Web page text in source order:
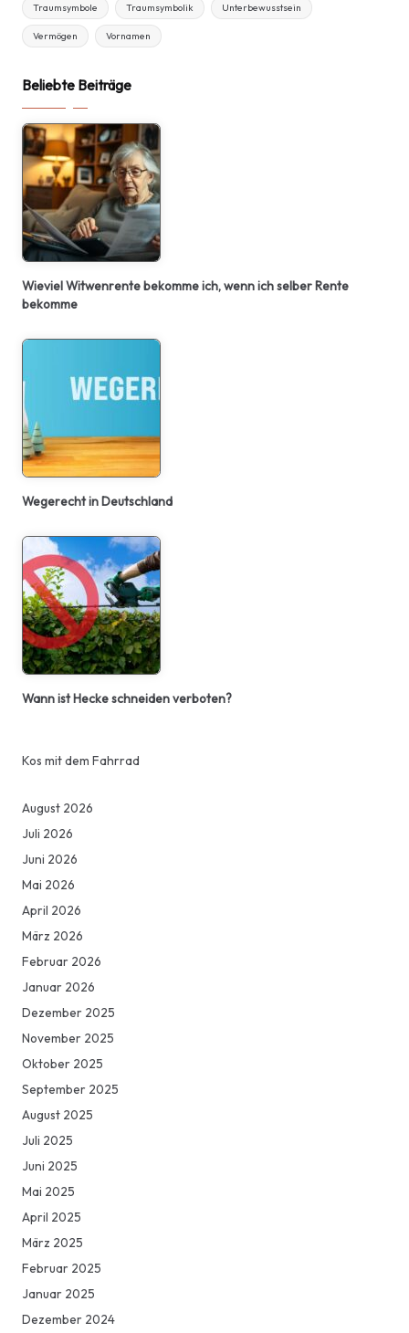
Traumsymbole Traumsymbolik Unterbewusstsein
Vermögen Vornamen
Beliebte Beiträge
Wieviel Witwenrente bekomme ich, wenn ich selber Rente
bekomme
Wegerecht in Deutschland
Wann ist Hecke schneiden verboten?
Kos mit dem Fahrrad
August 2026
Juli 2026
Juni 2026
Mai 2026
April 2026
März 2026
Februar 2026
Januar 2026
Dezember 2025
November 2025
Oktober 2025
September 2025
August 2025
Juli 2025
Juni 2025
Mai 2025
April 2025
März 2025
Februar 2025
Januar 2025
Dezember 2024